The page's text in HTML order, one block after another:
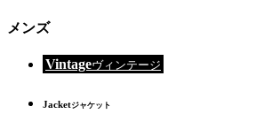
メンズ
Vintageヴィンテージ
Jacketジャケット